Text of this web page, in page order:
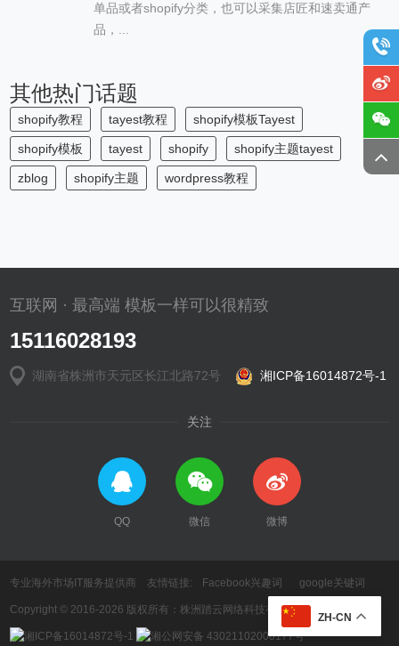
单品或者shopify分类，也可以采集店匠和速卖通产
品，...
其他热门话题
shopify教程 tayest教程 shopify模板Tayest
shopify模板 tayest shopify shopify主题tayest
zblog shopify主题 wordpress教程
互联网 · 最高端 模板一样可以很精致
15116028193
湖南省株洲市天元区长江北路72号 湘ICP备16014872号-1
关注
QQ 微信 微博
专业海外市场IT服务提供商 友情链接: Facebook兴趣词 google关键词
Copyright © 2016-2026 版权所有：株洲踏云网络科技有限公司
湘ICP备16014872号-1 湘公网安备 43021102000177号
ZH-CN